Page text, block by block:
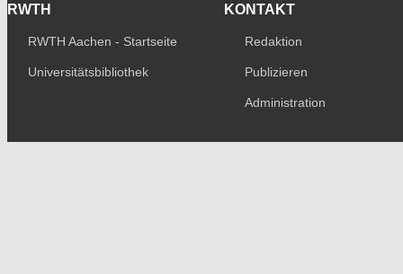
RWTH
RWTH Aachen - Startseite
Universitätsbibliothek
KONTAKT
Redaktion
Publizieren
Administration